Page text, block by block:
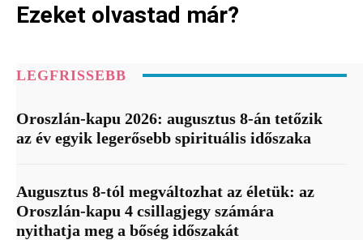
Ezeket olvastad már?
LEGFRISSEBB
Oroszlán-kapu 2026: augusztus 8-án tetőzik
az év egyik legerősebb spirituális időszaka
Augusztus 8-tól megváltozhat az életük: az
Oroszlán-kapu 4 csillagjegy számára
nyithatja meg a bőség időszakát